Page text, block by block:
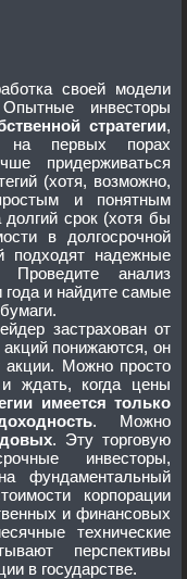
модели
инвесторы
стратегии,
на первых порах
придерживаться
подходят надежные
Проведите анализ
Можно просто
ждать, когда цены
имеется только
. Можно
. Эту торговую
фундаментальный
перспективы
ситуации в государстве.